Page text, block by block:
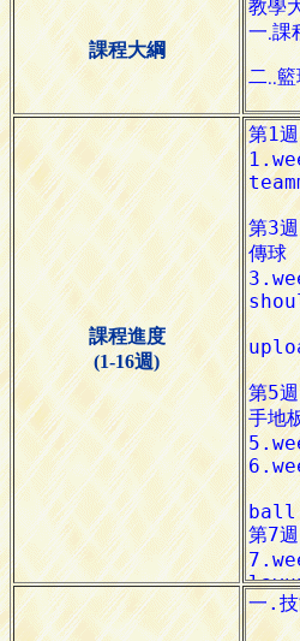
課程大綱
課程進度
(1-16週)